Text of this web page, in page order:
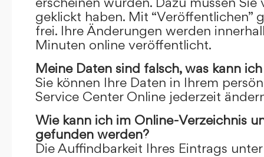
geklickt haben. Mit “Veröffentlichen”
frei. Ihre Änderungen werden
Minuten online veröffentlicht.
Meine Daten sind falsch, was kann
Sie können Ihre Daten in Ihrem
Service Center Online jederzeit
Wie kann ich im Online-Verzeichnis
gefunden werden?
Die Auffindbarkeit Ihres Eintrags